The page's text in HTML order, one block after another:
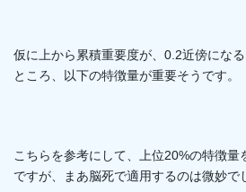
仮に上から累積重要度が、0.2近傍にな
ところ、以下の特徴量が重要そうです。
こちらを参考にして、上位20%の特徴量
ですが、まあ脳死で適用するのは微妙で